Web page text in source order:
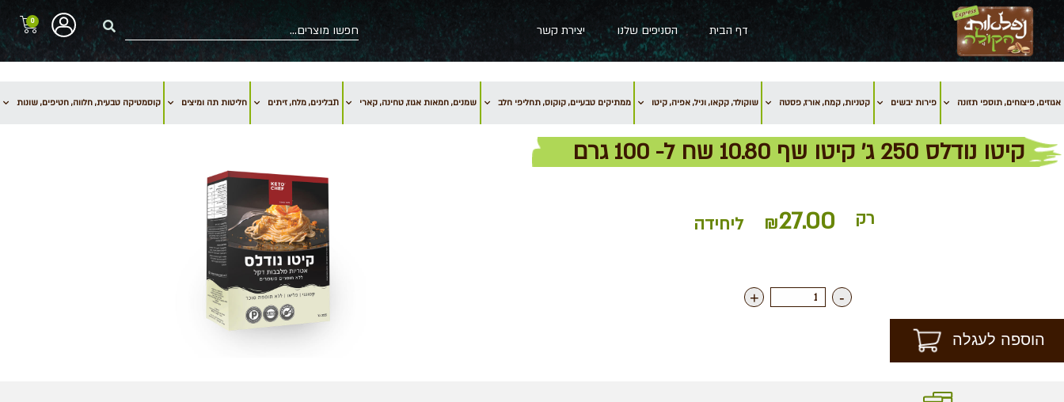
דף הבית הסניפים שלנו יצירת קשר
0
אגוזים, פיצוחים, תוספי תזונה פירות יבשים קטניות, קמח, אורז, פסטה שוקולד, קקאו, וניל, אפיה, קיטו ממתיקים טבעיים, קוקוס, תחליפי חלב שמנים, חמאות אגוז, טחינה, קארי תבלינים, מלח, זיתים חליטות תה ומיצים קוסמטיקה טבעית, חלווה, חטיפים, שונות
קיטו נודלס 250 ג' קיטו שף 10.80 שח ל- 100 גרם
רק ₪27.00 ליחידה
-
+
הוספה לעגלה